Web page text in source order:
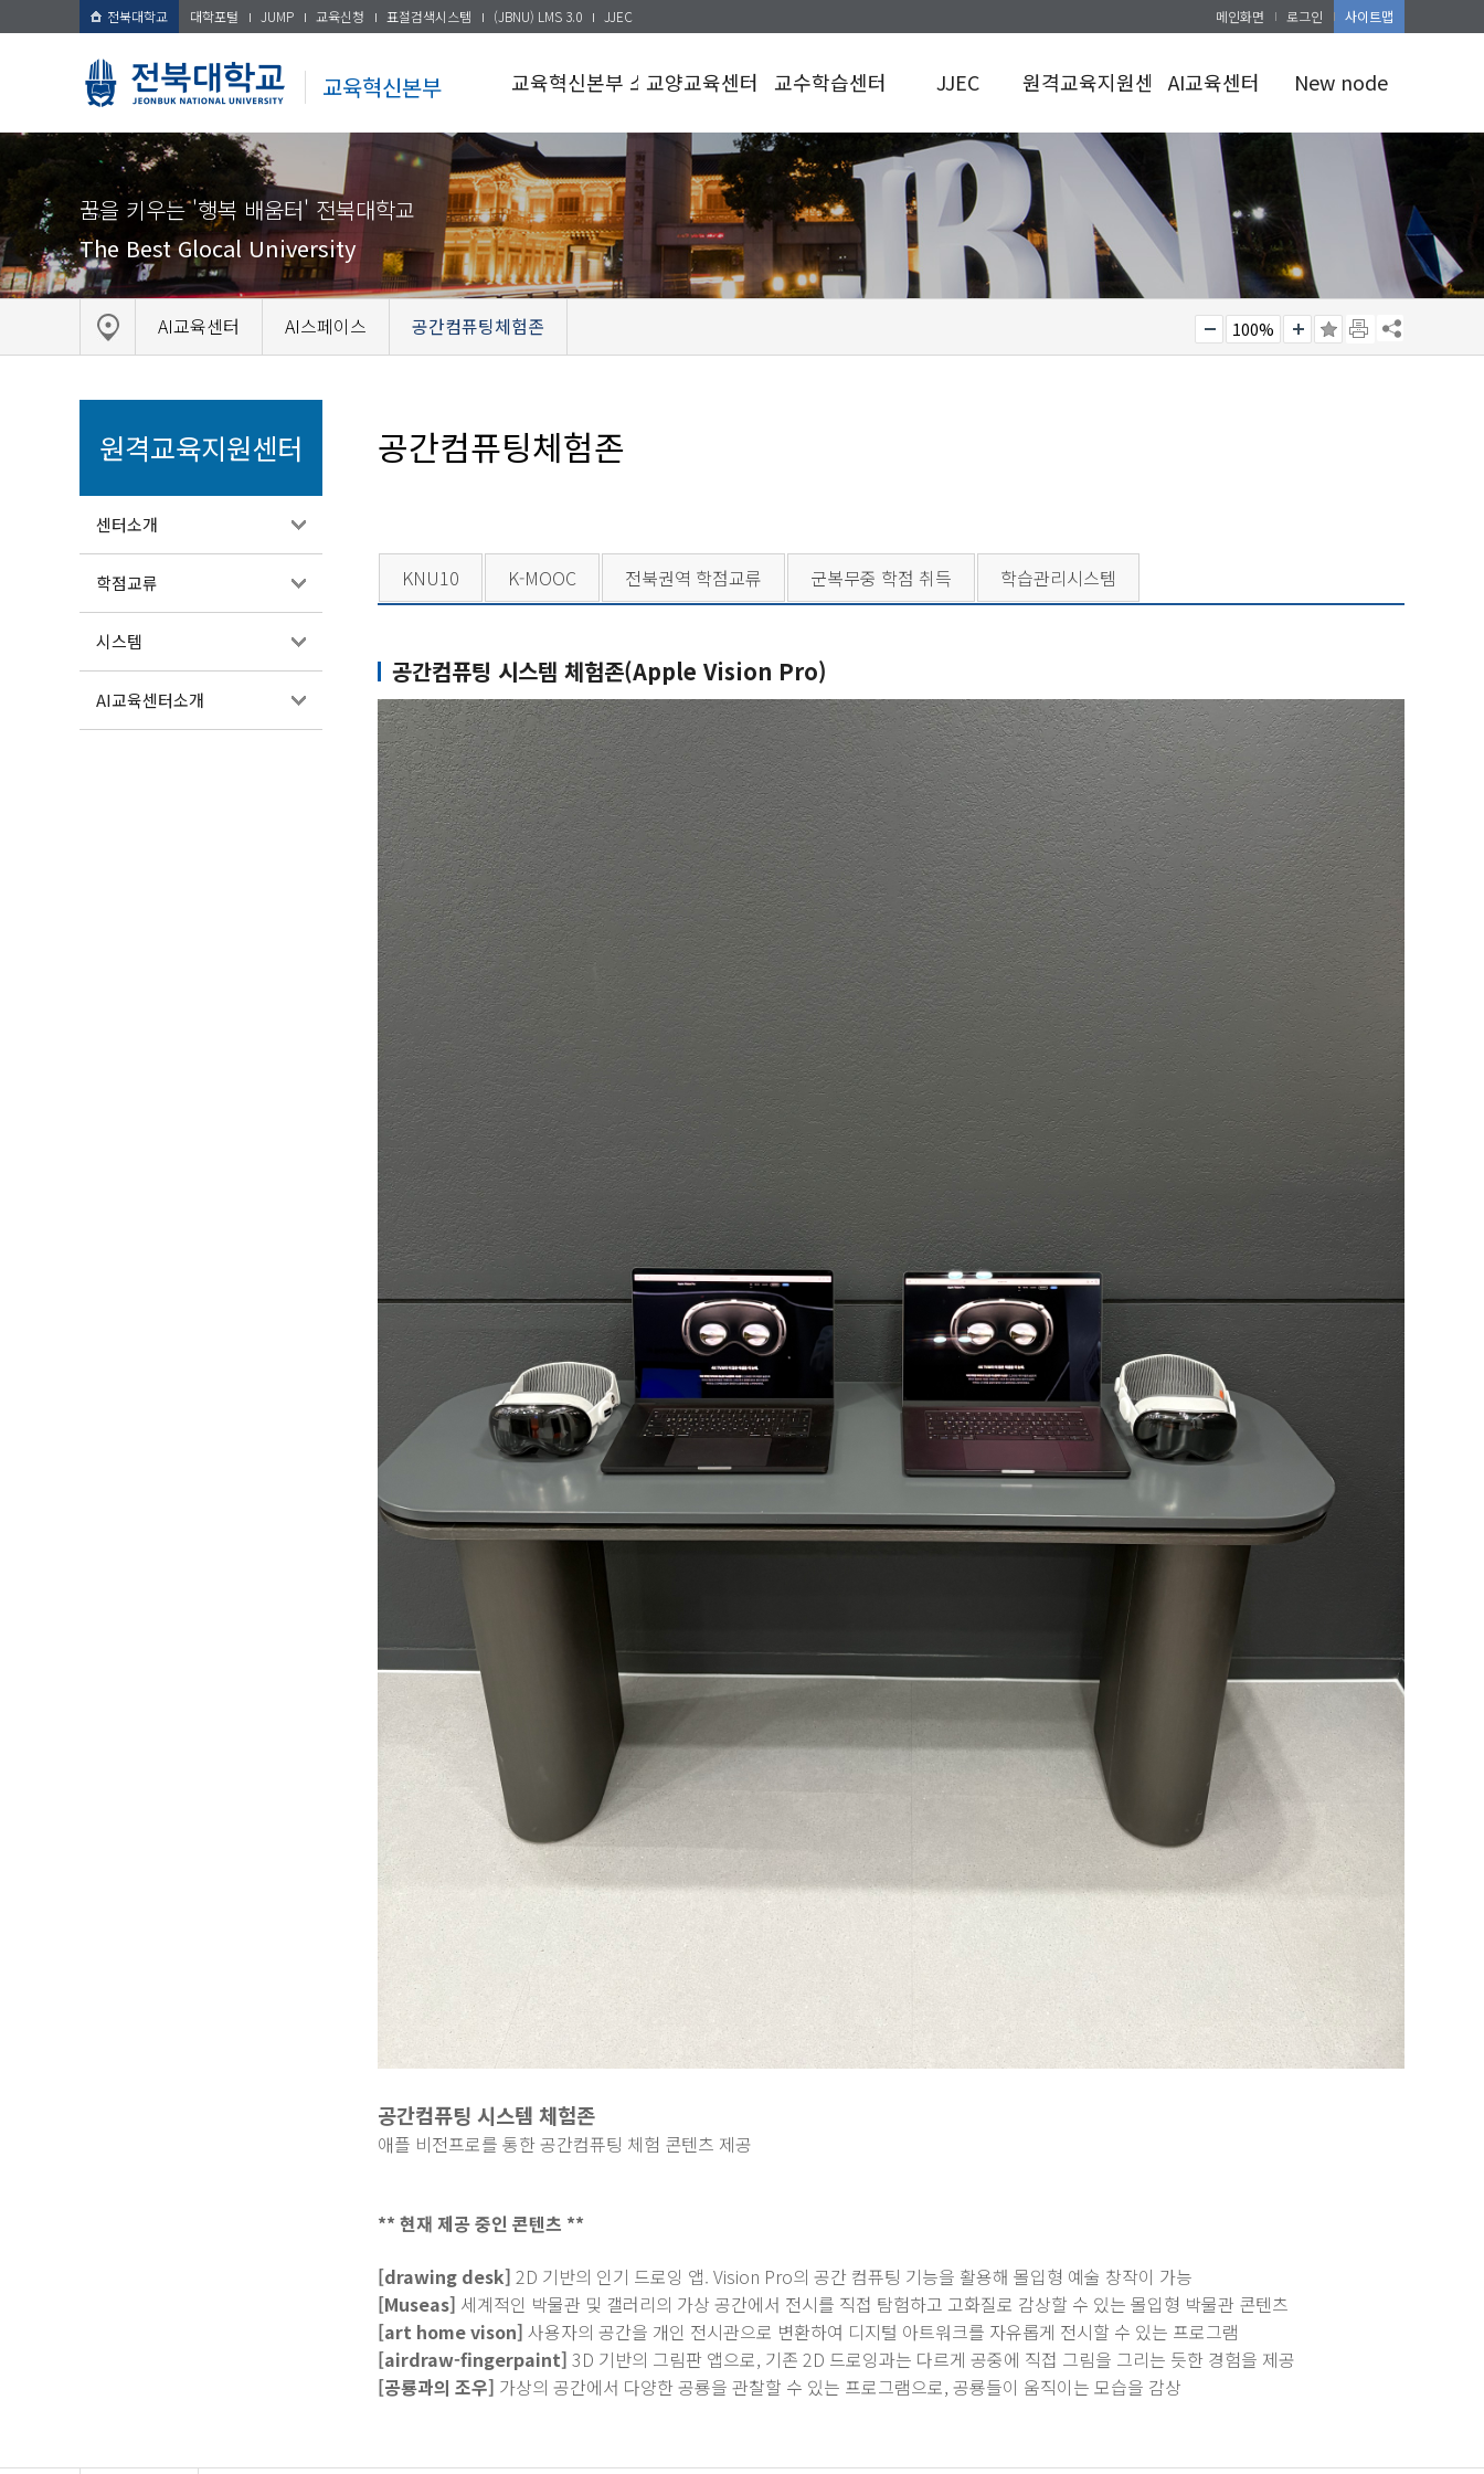
전북대학교 대학포털 JUMP 교육신청 표절검색시스템 (JBNU) LMS 3.0 JJEC
교육혁신본부
메인화면 로그인 사이트맵
교육혁신본부 소개
기능
조직도 및
연락처
규정 및 지침
찾아오시는길
교양교육센터
교양교육센터소개
교양교육과정이수기준
교양교육
자료실
교과목운영
프로그램운영
교수학습센터
교수학습센터소개
교수지원
학습지원
교육신청
교수공지
JJEC
JJEC소개
공동프로그램
원격교육지원센터
센터소개
시스템
AI교육센터
AI교육센터소개
AI스페이스
AI활용공간예약
초중고공지
New node
꿈을 키우는 '행복 배움터' 전북대학교
The Best Glocal University
AI교육센터 AI스페이스 공간컴퓨팅체험존 100%
원격교육지원센터
센터소개
학점교류
시스템
AI교육센터소개
공간컴퓨팅체험존
KNU10 K-MOOC 전북권역 학점교류 군복무중 학점 취득 학습관리시스템
공간컴퓨팅 시스템 체험존(Apple Vision Pro)
공간컴퓨팅 시스템 체험존
애플 비전프로를 통한 공간컴퓨팅 체험 콘텐츠 제공
**현재 제공 중인 콘텐츠 **
[drawing desk] 2D 기반의 인기 드로잉 앱. Vision Pro의 공간 컴퓨팅 기능을 활용해 몰입형 예술 창작이 가능
[Museas] 세계적인 박물관 및 갤러리의 가상 공간에서 전시를 직접 탐험하고 고화질로 감상할 수 있는 몰입형 박물관 콘텐츠
[art home vison] 사용자의 공간을 개인 전시관으로 변환하여 디지털 아트워크를 자유롭게 전시할 수 있는 프로그램
[airdraw-fingerpaint] 3D 기반의 그림판 앱으로, 기존 2D 드로잉과는 다르게 공중에 직접 그림을 그리는 듯한 경험을 제공
[공룡과의 조우] 가상의 공간에서 다양한 공룡을 관찰할 수 있는 프로그램으로, 공룡들이 움직이는 모습을 감상